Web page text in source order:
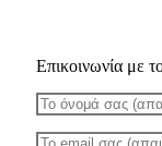
Επικοινωνία με